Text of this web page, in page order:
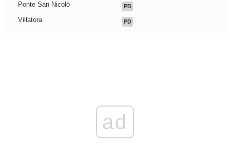
Ponte San Nicolò PD
Villatora PD
ad